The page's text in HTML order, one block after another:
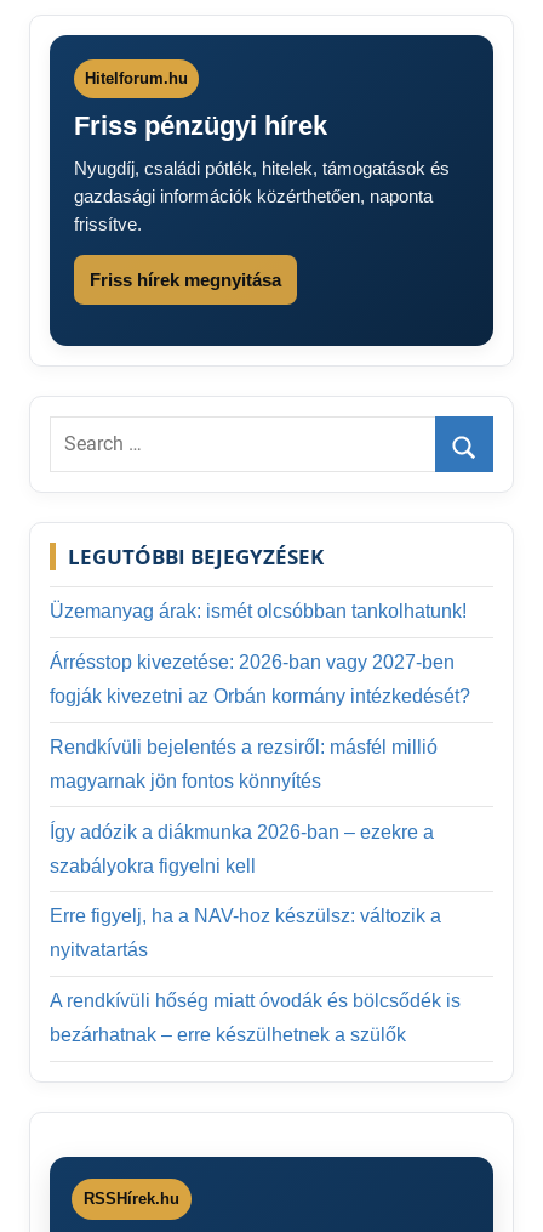
Hitelforum.hu
Friss pénzügyi hírek
Nyugdíj, családi pótlék, hitelek, támogatások és
gazdasági információk közérthetően, naponta
frissítve.
Friss hírek megnyitása
Search
Search
LEGUTÓBBI BEJEGYZÉSEK
Üzemanyag árak: ismét olcsóbban tankolhatunk!
Árrésstop kivezetése: 2026-ban vagy 2027-ben
fogják kivezetni az Orbán kormány intézkedését?
Rendkívüli bejelentés a rezsiről: másfél millió
magyarnak jön fontos könnyítés
Így adózik a diákmunka 2026-ban – ezekre a
szabályokra figyelni kell
Erre figyelj, ha a NAV-hoz készülsz: változik a
nyitvatartás
A rendkívüli hőség miatt óvodák és bölcsődék is
bezárhatnak – erre készülhetnek a szülők
RSSHírek.hu